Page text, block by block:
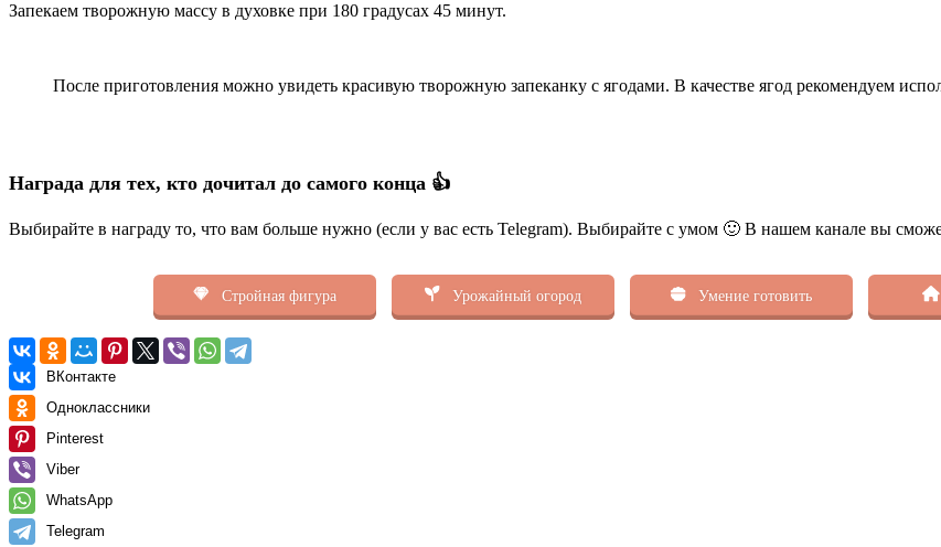
Запекаем творожную массу в духовке при 180 градусах 45 минут.
После приготовления можно увидеть красивую творожную запеканку с ягодами. В качестве ягод рекомендуем
Награда для тех, кто дочитал до самого конца 👍
Выбирайте в награду то, что вам больше нужно (если у вас есть Telegram). Выбирайте с умом 🙂 В нашем канале вы
Стройная фигура Урожайный огород Умение готовить
ВКонтакте
Одноклассники
Pinterest
Viber
WhatsApp
Telegram